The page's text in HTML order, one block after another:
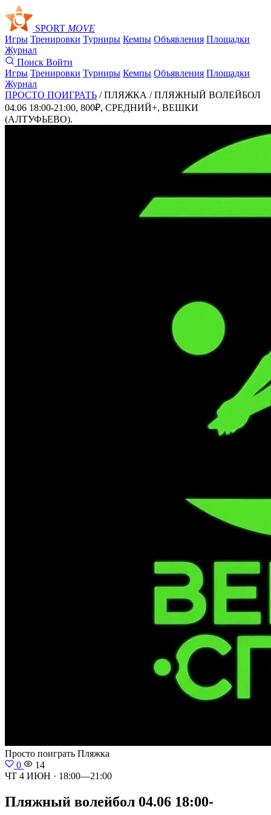
SPORT MOVE
Игры Тренировки Турниры Кемпы Объявления Площадки
Журнал
Поиск Войти
Игры Тренировки Турниры Кемпы Объявления Площадки
Журнал
ПРОСТО ПОИГРАТЬ / ПЛЯЖКА /ПЛЯЖНЫЙ ВОЛЕЙБОЛ
04.06 18:00-21:00, 800₽, СРЕДНИЙ+, ВЕШКИ
(АЛТУФЬЕВО).
Просто поиграть Пляжка
0
14
ЧТ 4 ИЮН · 18:00—21:00
Пляжный волейбол 04.06 18:00-